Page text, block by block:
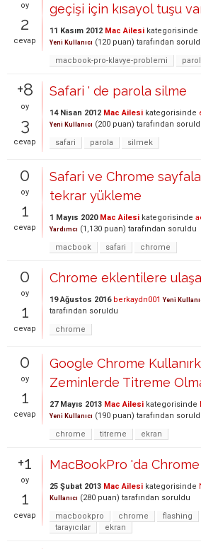
oy
2
cevap
geçişi için kısayol tuşu
11 Kasım 2012 Mac Ailesi kategorisinde
Yeni Kullanıcı (120 puan) tarafından
macbook-pro-klavye-problemi
+8
oy
3
cevap
Safari ' de parola silme
14 Nisan 2012 Mac Ailesi kategorisinde
Yeni Kullanıcı (200 puan) tarafından
safari
parola silmek
0
oy
1
cevap
Safari ve Chrome
tekrar yükleme
1 Mayıs 2020 Mac Ailesi kategorisinde
Yardımcı (1,130 puan) tarafından soruldu
macbook
safari chrome
0
oy
1
cevap
Chrome eklentilere
19 Ağustos 2016 berkaydn001 Yeni
tarafından soruldu
chrome
0
oy
1
cevap
Google Chrome
Zeminlerde Titreme
27 Mayıs 2013 Mac Ailesi kategorisinde
Yeni Kullanıcı (190 puan) tarafından
chrome
titreme ekran
+1
oy
1
cevap
MacBookPro 'da Chrome
25 Şubat 2013 Mac Ailesi kategorisinde
Kullanıcı (280 puan) tarafından soruldu
macbookpro
chrome flashing
tarayıcılar
ekran